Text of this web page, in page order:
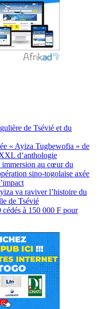
de Tsévié et du
« Ayiza Tugbewofia » de
d’anthologie
immersion au cœur du
sino-togolaise axée
va raviver l’histoire du
de Tsévié
à 150 000 F pour